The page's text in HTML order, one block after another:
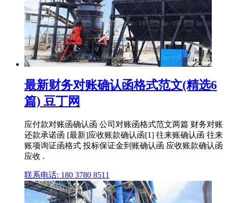
最新财务对账确认函格式范文(精选6
篇) 豆丁网
应付款对账函确认函 公司对账函格式范文两篇 财务对账
还款承诺函 [最新]应收账款确认函[1] 往来账确认函 往来
账项询证函格式 投标保证金到账确认函 应收账款确认函
应收 .
联系电话: 180 3780 8511